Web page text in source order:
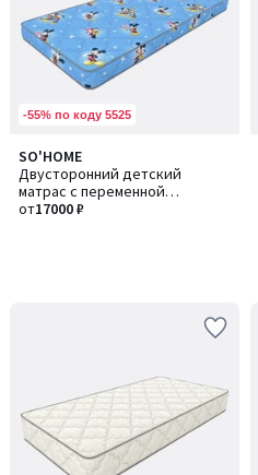
-55% по коду 5525
SO'HOME
Двусторонний детский
матрас с переменной
жёсткостью и
от17000 ₽